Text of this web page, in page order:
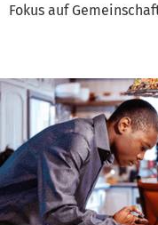
Fokus auf